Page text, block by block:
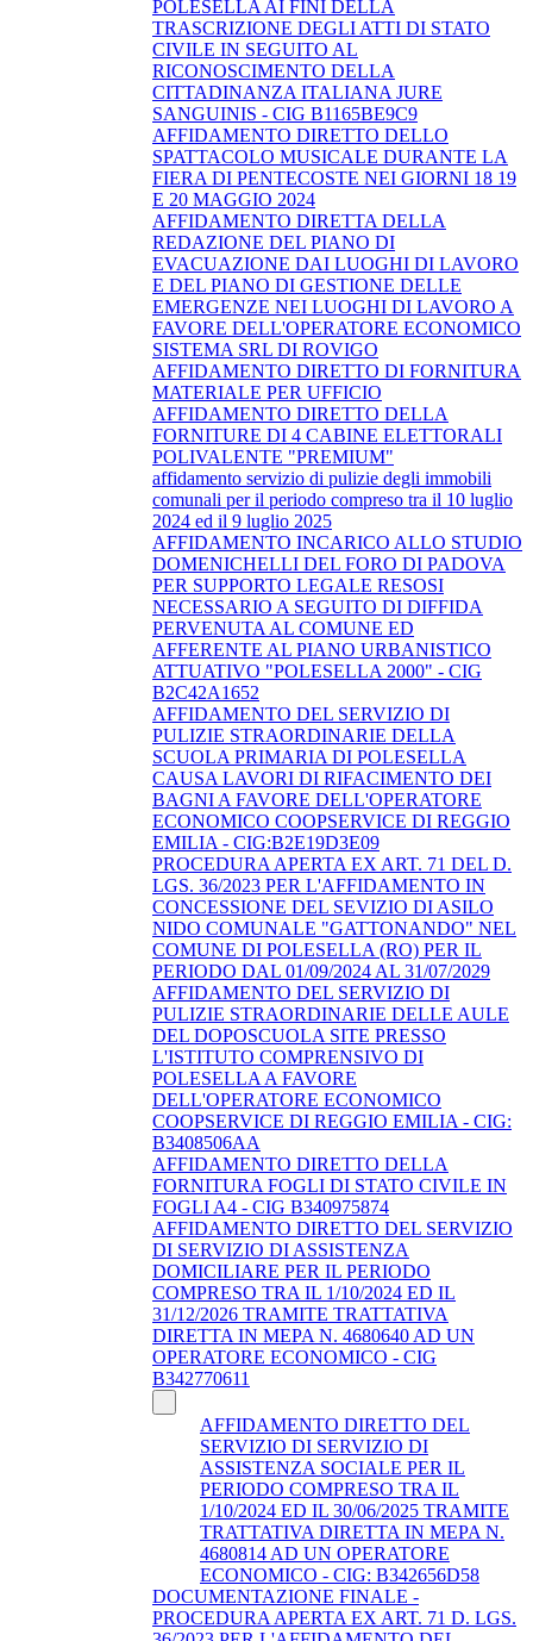
POLESELLA AI FINI DELLA
TRASCRIZIONE DEGLI ATTI DI STATO
CIVILE IN SEGUITO AL
RICONOSCIMENTO DELLA
CITTADINANZA ITALIANA JURE
SANGUINIS - CIG B1165BE9C9
AFFIDAMENTO DIRETTO DELLO
SPATTACOLO MUSICALE DURANTE LA
FIERA DI PENTECOSTE NEI GIORNI 18 19
E 20 MAGGIO 2024
AFFIDAMENTO DIRETTA DELLA
REDAZIONE DEL PIANO DI
EVACUAZIONE DAI LUOGHI DI LAVORO
E DEL PIANO DI GESTIONE DELLE
EMERGENZE NEI LUOGHI DI LAVORO A
FAVORE DELL'OPERATORE ECONOMICO
SISTEMA SRL DI ROVIGO
AFFIDAMENTO DIRETTO DI FORNITURA
MATERIALE PER UFFICIO
AFFIDAMENTO DIRETTO DELLA
FORNITURE DI 4 CABINE ELETTORALI
POLIVALENTE "PREMIUM"
affidamento servizio di pulizie degli immobili
comunali per il periodo compreso tra il 10 luglio
2024 ed il 9 luglio 2025
AFFIDAMENTO INCARICO ALLO STUDIO
DOMENICHELLI DEL FORO DI PADOVA
PER SUPPORTO LEGALE RESOSI
NECESSARIO A SEGUITO DI DIFFIDA
PERVENUTA AL COMUNE ED
AFFERENTE AL PIANO URBANISTICO
ATTUATIVO "POLESELLA 2000" - CIG
B2C42A1652
AFFIDAMENTO DEL SERVIZIO DI
PULIZIE STRAORDINARIE DELLA
SCUOLA PRIMARIA DI POLESELLA
CAUSA LAVORI DI RIFACIMENTO DEI
BAGNI A FAVORE DELL'OPERATORE
ECONOMICO COOPSERVICE DI REGGIO
EMILIA - CIG:B2E19D3E09
PROCEDURA APERTA EX ART. 71 DEL D.
LGS. 36/2023 PER L'AFFIDAMENTO IN
CONCESSIONE DEL SEVIZIO DI ASILO
NIDO COMUNALE "GATTONANDO" NEL
COMUNE DI POLESELLA (RO) PER IL
PERIODO DAL 01/09/2024 AL 31/07/2029
AFFIDAMENTO DEL SERVIZIO DI
PULIZIE STRAORDINARIE DELLE AULE
DEL DOPOSCUOLA SITE PRESSO
L'ISTITUTO COMPRENSIVO DI
POLESELLA A FAVORE
DELL'OPERATORE ECONOMICO
COOPSERVICE DI REGGIO EMILIA - CIG:
B3408506AA
AFFIDAMENTO DIRETTO DELLA
FORNITURA FOGLI DI STATO CIVILE IN
FOGLI A4 - CIG B340975874
AFFIDAMENTO DIRETTO DEL SERVIZIO
DI SERVIZIO DI ASSISTENZA
DOMICILIARE PER IL PERIODO
COMPRESO TRA IL 1/10/2024 ED IL
31/12/2026 TRAMITE TRATTATIVA
DIRETTA IN MEPA N. 4680640 AD UN
OPERATORE ECONOMICO - CIG
B342770611
AFFIDAMENTO DIRETTO DEL
SERVIZIO DI SERVIZIO DI
ASSISTENZA SOCIALE PER IL
PERIODO COMPRESO TRA IL
1/10/2024 ED IL 30/06/2025 TRAMITE
TRATTATIVA DIRETTA IN MEPA N.
4680814 AD UN OPERATORE
ECONOMICO - CIG: B342656D58
DOCUMENTAZIONE FINALE -
PROCEDURA APERTA EX ART. 71 D. LGS.